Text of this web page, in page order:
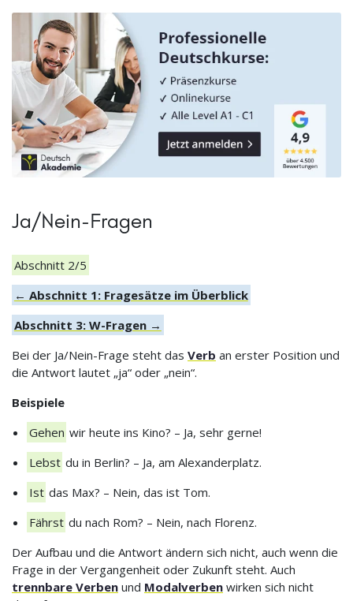
Ja/Nein-Fragen
Abschnitt 2/5
← Abschnitt 1: Fragesätze im Überblick
Abschnitt 3: W-Fragen →
Bei der Ja/Nein-Frage steht das Verb an erster Position und
die Antwort lautet „ja“ oder „nein“.
Beispiele
Gehen wir heute ins Kino? – Ja, sehr gerne!
Lebst du in Berlin? – Ja, am Alexanderplatz.
Ist das Max? – Nein, das ist Tom.
Fährst du nach Rom? – Nein, nach Florenz.
Der Aufbau und die Antwort ändern sich nicht, auch wenn die
Frage in der Vergangenheit oder Zukunft steht. Auch
trennbare Verben und Modalverben wirken sich nicht